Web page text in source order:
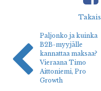
Paljonko ja kuinka
B2B-myyjälle
kannattaa maksaa?
Vieraana Timo
Aittoniemi, Pro
Growth